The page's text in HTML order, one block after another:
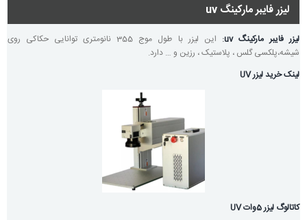
لیزر فایبر مارکینگ uv
لیزر فایبر مارکینگ uv :
این لیزر با طول موج 355 نانومتری توانایی حکاکی روی
شیشه،پلکسی گلس ، پلاستیک ، رزین و … دارد.
لینک خرید لیزر UV
کاتالوگ لیزر 5وات UV